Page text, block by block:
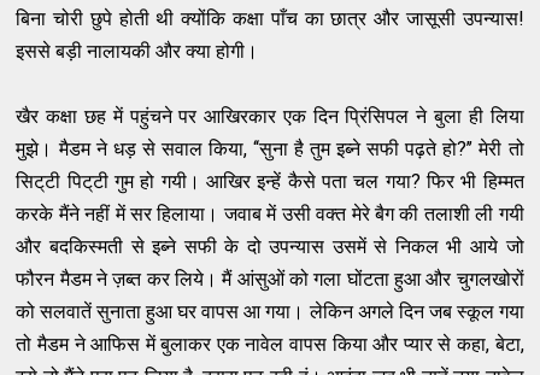
बिना चोरी छुपे होती थी क्योंकि कक्षा पाँच का छात्र और जासूसी उपन्यास!
इससे बड़ी नालायकी और क्या होगी।
खैर कक्षा छह में पहुंचने पर आखिरकार एक दिन प्रिंसिपल ने बुला ही लिया
मुझे। मैडम ने धड़ से सवाल किया, ‘‘सुना है तुम इब्ने सफी पढ़ते हो?’’ मेरी तो
सिट्‌टी पिट्‌टी गुम हो गयी। आखिर इन्हें कैसे पता चल गया? फिर भी हिम्मत
करके मैंने नहीं में सर हिलाया। जवाब में उसी वक्त मेरे बैग की तलाशी ली गयी
और बदकिस्मती से इब्ने सफी के दो उपन्यास उसमें से निकल भी आये जो
फौरन मैडम ने ज़ब्त कर लिये। मैं आंसुओं को गला घोंटता हुआ और चुगलखोरों
को सलवातें सुनाता हुआ घर वापस आ गया। लेकिन अगले दिन जब स्कूल गया
तो मैडम ने आफिस में बुलाकर एक नावेल वापस किया और प्यार से कहा, बेटा,